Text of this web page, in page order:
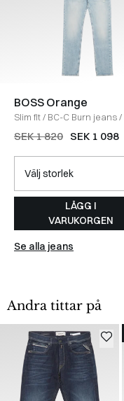
BOSS Orange
Slim fit/ BC-C Burn jeans/
SEK 1 820 SEK 1 098
LÄGG I
VARUKORGEN
Se alla jeans
Andra tittar på